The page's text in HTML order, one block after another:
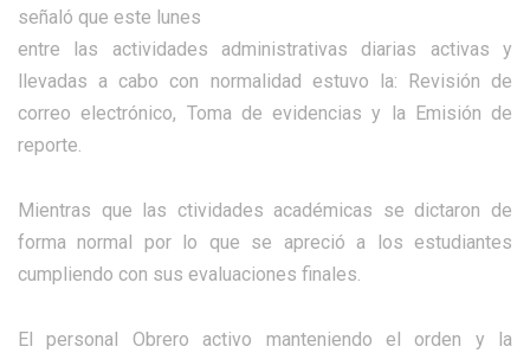
señaló que este lunes
entre las actividades administrativas diarias activas y
llevadas a cabo con normalidad estuvo la: Revisión de
correo electrónico, Toma de evidencias y la Emisión de
reporte.
Mientras que las ctividades académicas se dictaron de
forma normal por lo que se apreció a los estudiantes
cumpliendo con sus evaluaciones finales.
El personal Obrero activo manteniendo el orden y la